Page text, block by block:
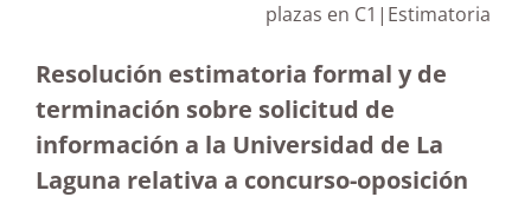
plazas en C1|Estimatoria
Resolución estimatoria formal y de
terminación sobre solicitud de
información a la Universidad de La
Laguna relativa a concurso-oposición